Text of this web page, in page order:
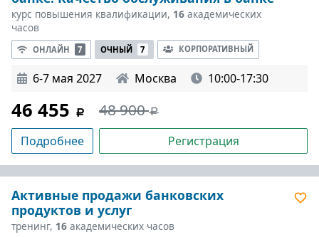
курс повышения квалификации, 16 академических
часов
ОНЛАЙН 7 ОЧНЫЙ 7 КОРПОРАТИВНЫЙ
6-7 мая 2027 Москва 10:00-17:30
46 455 48 900
Подробнее Регистрация
Активные продажи банковских
продуктов и услуг
тренинг, 16 академических часов